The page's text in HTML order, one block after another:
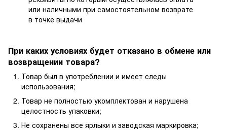
или наличными при самостоятельном возврате
в точке выдачи
При каких условиях будет отказано в обмене или
возвращении товара?
Товар был в употреблении и имеет следы
использования;
Товар не полностью укомплектован и нарушена
целостность упаковки;
Не сохранены все ярлыки и заводская маркировка;